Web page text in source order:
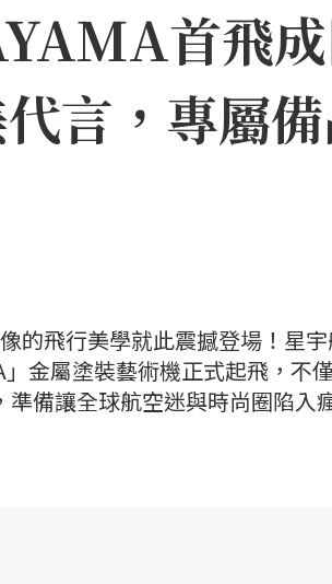
首飛
言，專屬
的飛行美學就此震撼登場！星
」金屬塗裝藝術機正式起飛，不
備讓全球航空迷與時尚圈陷入